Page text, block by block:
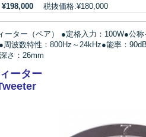
税抜価格:¥180,000
ーター（ペア） ●定格入力：100W●公
周波数特性：800Hz～24kHz●能率：
さ：26mm
ーター